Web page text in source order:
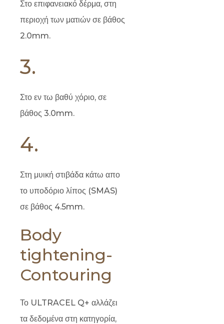
Στο επιφανειακό δέρμα, στη
περιοχή των ματιών σε βάθος
2.0mm.
3.
Στο εν τω βαθύ χόριο, σε
βάθος 3.0mm.
4.
Στη μυική στιβάδα κάτω απο
το υποδόριο λίπος (SMAS)
σε βάθος 4.5mm.
Body
tightening-
Contouring
Το ULTRACEL Q+ αλλάζει
τα δεδομένα στη κατηγορία,